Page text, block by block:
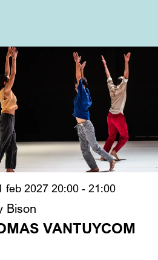
Bison
VANTUYCOM
feb 2027 20:00 - 21:00